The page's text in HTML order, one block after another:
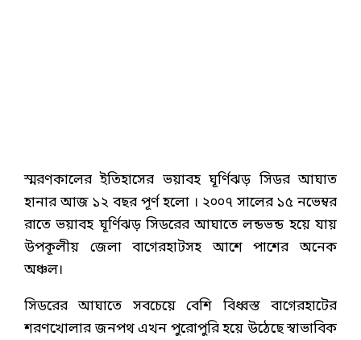
স্মরণকালের ইতিহাসের ভয়াবহ ঘূর্ণিঝড় সিডর আঘাত
হানার আজ ১২ বছর পূর্ণ হলো । ২০০৭ সালের ১৫ নভেম্বর
রাতে ভয়াবহ ঘূর্ণিঝড় সিডরের আঘাতে লন্ডভন্ড হয়ে যায়
উপকূলীয় জেলা বাগেরহাটসহ আশে পাশের অনেক
অঞ্চল।
সিডরের আঘাতে সবচেয়ে বেশি বিধ্বস্ত বাগেরহাটের
শরণখোলার জনপথ এখন পুরোপুরি হয়ে উঠেছে স্বাভাবিক